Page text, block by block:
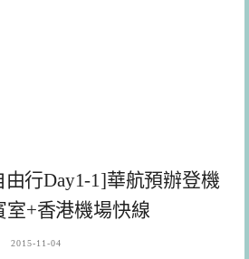
由行Day1-1]華航預辦登機
室+香港機場快線
2015-11-04